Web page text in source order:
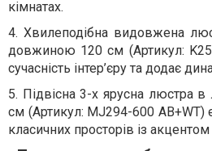
кімнатах.
4. Хвилеподібна видовжена
довжиною 120 см (Артикул:
сучасність інтер’єру та додає
5. Підвісна 3-х ярусна люстра в
см (Артикул: MJ294-600
класичних просторів із